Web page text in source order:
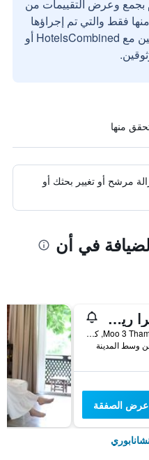
بجمع وعرض التقييمات من
فقط والتي تم إجراؤها
بواسطة مستخدمين حقيقيين مع HotelsCombined أو
مرشح أو تغيير بحثك أو
في أن
ديفا مانترا ريزورت
9/99 Moo 3 Thamakham, كانشانابوري, تايلاند
عرض الصفقة